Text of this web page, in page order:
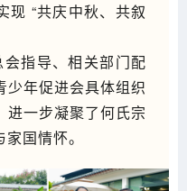
现 “共庆中秋、共叙
指导、相关部门配
少年促进会具体组织
进一步凝聚了何氏宗
国情怀。